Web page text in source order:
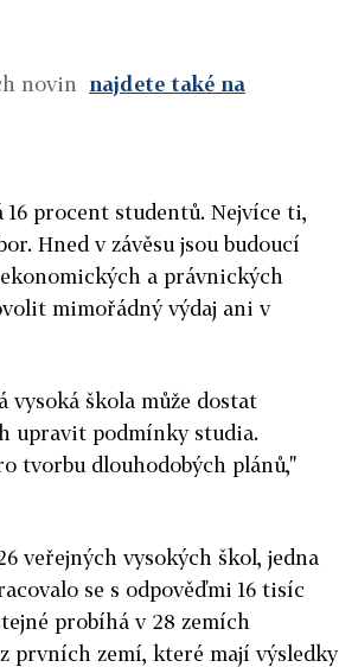
novin najdete také na
procent studentů. Nejvíce ti,
Hned v závěsu jsou budoucí
a právnických
mimořádný výdaj ani v
vysoká škola může dostat
upravit podmínky studia.
tvorbu dlouhodobých plánů,"
veřejných vysokých škol, jedna
se s odpověďmi 16 tisíc
probíhá v 28 zemích
prvních zemí, které mají výsledky